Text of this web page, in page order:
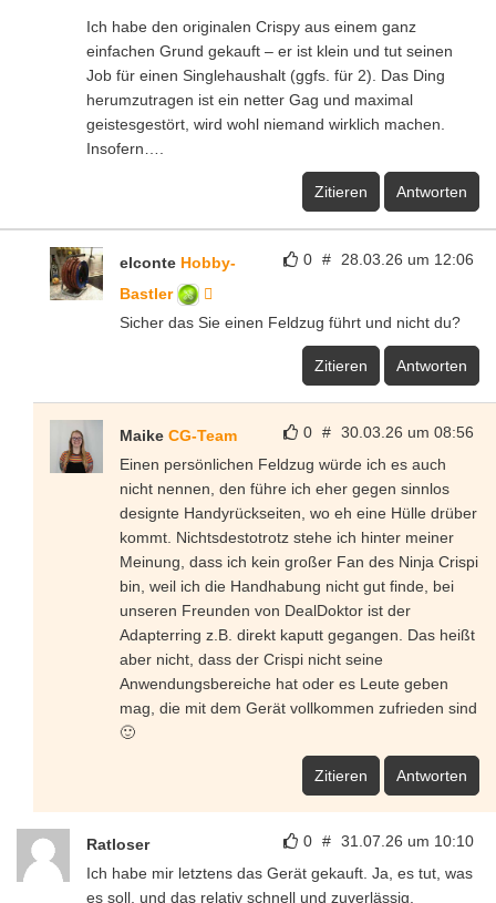
Ich habe den originalen Crispy aus einem ganz
einfachen Grund gekauft – er ist klein und tut seinen
Job für einen Singlehaushalt (ggfs. für 2). Das Ding
herumzutragen ist ein netter Gag und maximal
geistesgestört, wird wohl niemand wirklich machen.
Insofern….
Zitieren Antworten
0 # 28.03.26 um 12:06
elconte Hobby-
Bastler
Sicher das Sie einen Feldzug führt und nicht du?
Zitieren Antworten
0 # 30.03.26 um 08:56
Maike CG-Team
Einen persönlichen Feldzug würde ich es auch
nicht nennen, den führe ich eher gegen sinnlos
designte Handyrückseiten, wo eh eine Hülle drüber
kommt. Nichtsdestotrotz stehe ich hinter meiner
Meinung, dass ich kein großer Fan des Ninja Crispi
bin, weil ich die Handhabung nicht gut finde, bei
unseren Freunden von DealDoktor ist der
Adapterring z.B. direkt kaputt gegangen. Das heißt
aber nicht, dass der Crispi nicht seine
Anwendungsbereiche hat oder es Leute geben
mag, die mit dem Gerät vollkommen zufrieden sind
🙂
Zitieren Antworten
0 # 31.07.26 um 10:10
Ratloser
Ich habe mir letztens das Gerät gekauft. Ja, es tut, was
es soll, und das relativ schnell und zuverlässig.